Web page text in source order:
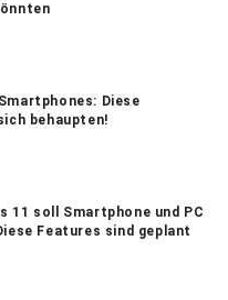
Diese
behaupten!
11 soll Smartphone und PC
Features sind geplant